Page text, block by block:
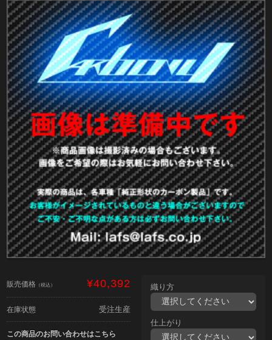
販売価格 （税込） ¥40,392
在庫状態 受注生産
この商品のお問い合わせはこちら
織り方
仕上がり